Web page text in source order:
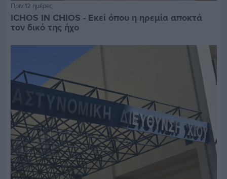
Πριν 12 ημέρες
ICHOS IN CHIOS - Εκεί όπου η ηρεμία αποκτά
τον δικό της ήχο